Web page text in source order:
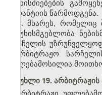
ღონისძიებების
გარანტიის წარმოდგენა.
4. მხარეს, რომელიც
პასუხისმგებლობა
სარჩელის
საარბიტრაჟო
უფლებამოსილია
მუხლი 19.
არბიტრაჟი